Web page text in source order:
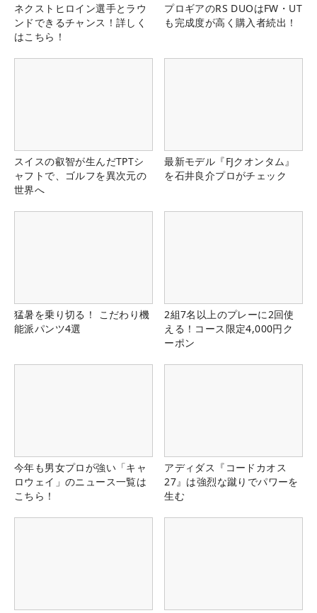
ネクストヒロイン選手とラウ
ンドできるチャンス！詳しく
はこちら！
プロギアのRS DUOはFW・UT
も完成度が高く購入者続出！
スイスの叡智が生んだTPTシ
ャフトで、ゴルフを異次元の
世界へ
最新モデル『FJクオンタム』
を石井良介プロがチェック
猛暑を乗り切る！ こだわり機
能派パンツ4選
2組7名以上のプレーに2回使
える！コース限定4,000円ク
ーポン
今年も男女プロが強い「キャ
ロウェイ」のニュース一覧は
こちら！
アディダス『コードカオス
27』は強烈な蹴りでパワーを
生む